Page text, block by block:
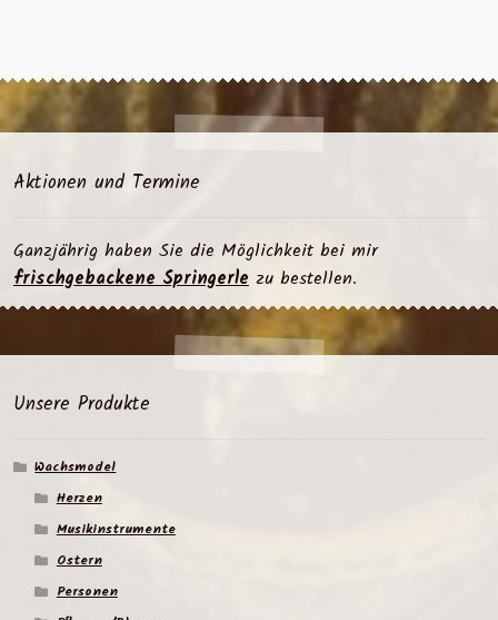
Aktionen und Termine
Ganzjährig haben Sie die Möglichkeit bei mir
frischgebackene Springerlezu bestellen.
Unsere Produkte
Wachsmodel
Herzen
Musikinstrumente
Ostern
Personen